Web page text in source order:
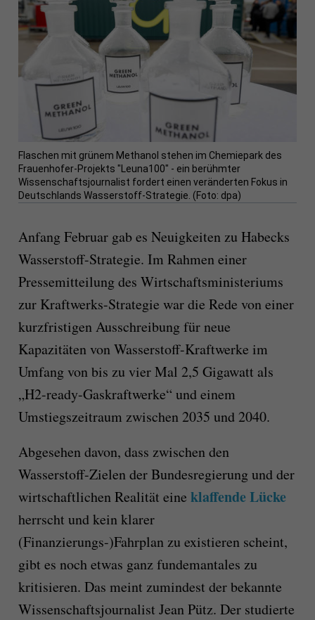
Flaschen mit grünem Methanol stehen im Chemiepark des
Frauenhofer-Projekts "Leuna100" - ein berühmter
Wissenschaftsjournalist fordert einen veränderten Fokus in
Deutschlands Wasserstoff-Strategie. (Foto: dpa)
Anfang Februar gab es Neuigkeiten zu Habecks
Wasserstoff-Strategie. Im Rahmen einer
Pressemitteilung des Wirtschaftsministeriums
zur Kraftwerks-Strategie war die Rede von einer
kurzfristigen Ausschreibung für neue
Kapazitäten von Wasserstoff-Kraftwerke im
Umfang von bis zu vier Mal 2,5 Gigawatt als
„H2-ready-Gaskraftwerke“ und einem
Umstiegszeitraum zwischen 2035 und 2040.
Abgesehen davon, dass zwischen den
Wasserstoff-Zielen der Bundesregierung und der
wirtschaftlichen Realität eine klaffende Lücke
herrscht und kein klarer
(Finanzierungs-)Fahrplan zu existieren scheint,
gibt es noch etwas ganz fundemantales zu
kritisieren. Das meint zumindest der bekannte
Wissenschaftsjournalist Jean Pütz. Der studierte